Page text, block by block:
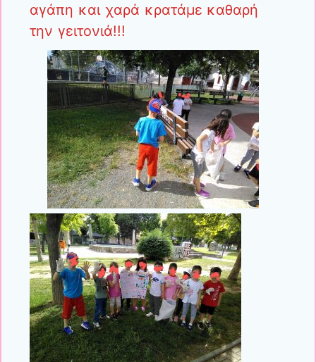
αγάπη και χαρά κρατάμε καθαρή
την γειτονιά!!!